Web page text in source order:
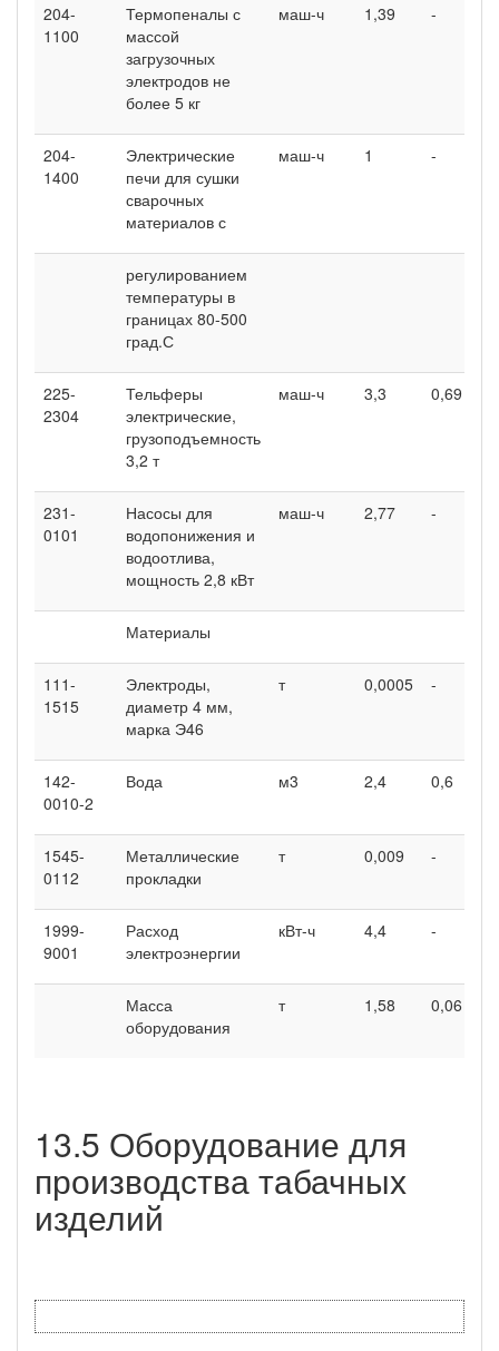
204-
1100
Термопеналы с
массой
загрузочных
электродов не
более 5 кг
маш-ч 1,39 -
204-
1400
Электрические
печи для сушки
сварочных
материалов с
маш-ч 1 -
регулированием
температуры в
границах 80-500
град.С
225-
2304
Тельферы
электрические,
грузоподъемность
3,2 т
маш-ч 3,3 0,69
231-
0101
Насосы для
водопонижения и
водоотлива,
мощность 2,8 кВт
маш-ч 2,77 -
Материалы
111-
1515
Электроды,
диаметр 4 мм,
марка Э46
т 0,0005 -
142-
0010-2
Вода м3 2,4 0,6
1545-
0112
Металлические
прокладки
т 0,009 -
1999-
9001
Расход
электроэнергии
кВт-ч 4,4 -
Масса
оборудования
т 1,58 0,06
13.5 Оборудование для
производства табачных
изделий